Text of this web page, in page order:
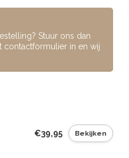
Stuur ons dan
contactformulier in en wij
€39,95 Bekijken